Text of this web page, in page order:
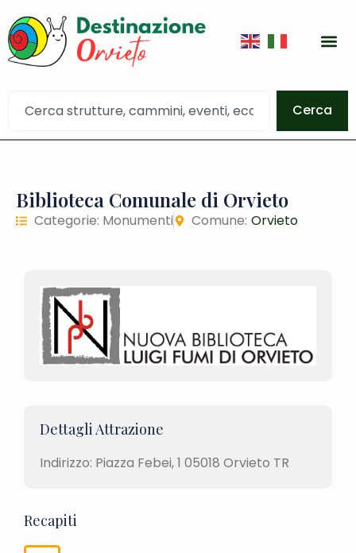
Cerca
Biblioteca Comunale di Orvieto
Categorie: Monumenti Comune: Orvieto
Dettagli Attrazione
Indirizzo: Piazza Febei, 1 05018 Orvieto TR
Recapiti